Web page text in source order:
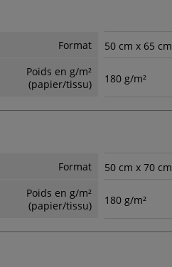
Format
50 cm x 65 cm
Poids en g/m²
(papier/tissu)
180 g/m²
Format
50 cm x 70 cm
Poids en g/m²
(papier/tissu)
180 g/m²